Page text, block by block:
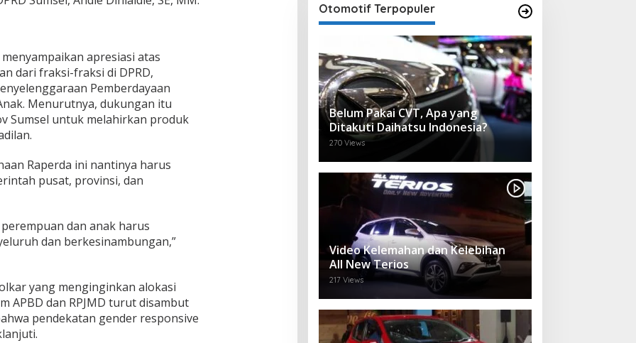
apresiasi atas
dari fraksi-fraksi di DPRD,
Pemberdayaan
Menurutnya, dukungan itu
Sumsel untuk melahirkan produk
Raperda ini nantinya harus
pusat, provinsi, dan
dan anak harus
dan berkesinambungan,”
yang menginginkan alokasi
APBD dan RPJMD turut disambut
pendekatan gender responsive
Otomotif Terpopuler
Belum Pakai CVT, Apa yang
Ditakuti Daihatsu Indonesia?
270 Views
Video Kelemahan dan Kelebihan
All New Terios
217 Views